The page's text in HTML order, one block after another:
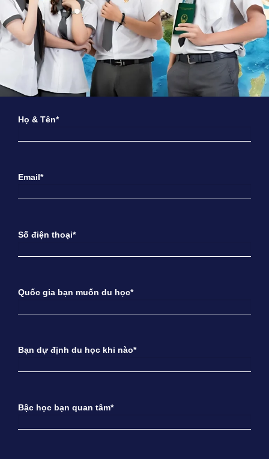
Họ & Tên*
Email*
Số điện thoại*
Quốc gia bạn muốn du học*
Bạn dự định du học khi nào*
Bậc học bạn quan tâm*